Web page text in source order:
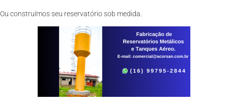
Ou construímos seu reservatório sob medida.